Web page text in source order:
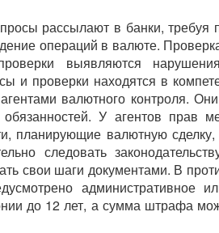
рассылают в банки, требуя
операций в валюте.
выявляются
и проверки находятся в
валютного контроля.
У агентов прав
планирующие валютную сделку,
следовать
свои шаги документами. В
административное
до 12 лет, а сумма штрафа